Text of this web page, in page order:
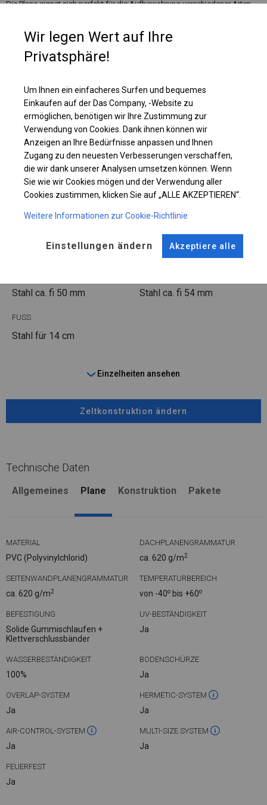
Die Plane eignet sich perfekt für die Aufbewahrung verschiedener Arten
Wenn sich in der Nähe des Lagerplatzes, an dem Sie das Zelt aufstellen
möchten, Feuerquellen befinden, lohnt es sich, über ein feuerfestes
Lagerzelt nachzudenken, in dem Sie Ihre Materialien sicher aufbewahren
Einzelheiten ansehen
Plane ändern
Stahl ca. fi 50 mm Stahl ca. fi 54 mm
FUSS
Stahl für 14 cm
Einzelheiten ansehen
Zeltkonstruktion ändern
Technische Daten
Allgemeines Plane Konstruktion Pakete
MATERIAL
PVC (Polyvinylchlorid)
DACHPLANENGRAMMATUR
ca. 620 g/m2
SEITENWANDPLANENGRAMMATUR
ca. 620 g/m2
TEMPERATURBEREICH
von -40o bis +60o
BEFESTIGUNG
Solide Gummischlaufen +
Klettverschlussbänder
UV-BESTÄNDIGKEIT
Ja
WASSERBESTÄNDIGKEIT
100%
BODENSCHÜRZE
Ja
OVERLAP-SYSTEM
Ja
HERMETIC-SYSTEM
Ja
AIR-CONTROL-SYSTEM
Ja
MULTI-SIZE SYSTEM
Ja
FEUERFEST
Ja
Wir legen Wert auf Ihre
Privatsphäre!
Um Ihnen ein einfacheres Surfen und bequemes
Einkaufen auf der Das Company, -Website zu
ermöglichen, benötigen wir Ihre Zustimmung zur
Verwendung von Cookies. Dank ihnen können wir
Anzeigen an Ihre Bedürfnisse anpassen und Ihnen
Zugang zu den neuesten Verbesserungen verschaffen,
die wir dank unserer Analysen umsetzen können. Wenn
Sie wie wir Cookies mögen und der Verwendung aller
Cookies zustimmen, klicken Sie auf „ALLE AKZEPTIEREN“.
Weitere Informationen zur Cookie-Richtlinie
Einstellungen ändern Akzeptiere alle